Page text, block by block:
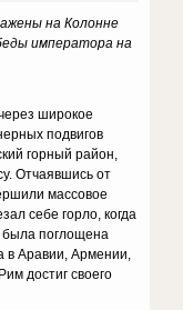
на Колонне
императора на
широкое
подвигов
горный район,
Отчаявшись от
массовое
себе горло, когда
была поглощена
в Аравии, Армении,
достиг своего